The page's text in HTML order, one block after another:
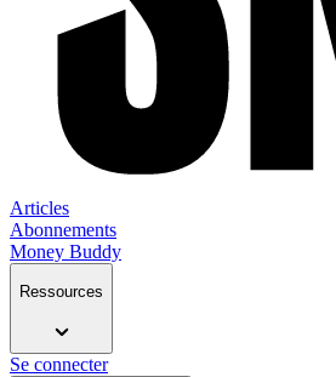
Articles
Abonnements
Money Buddy
Ressources
Se connecter